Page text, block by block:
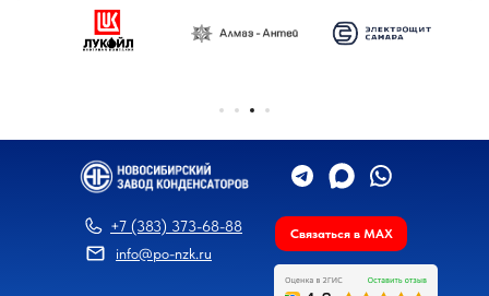
info@po-nzk.ru
+7 (383) 373-68-88 Связаться в MAX